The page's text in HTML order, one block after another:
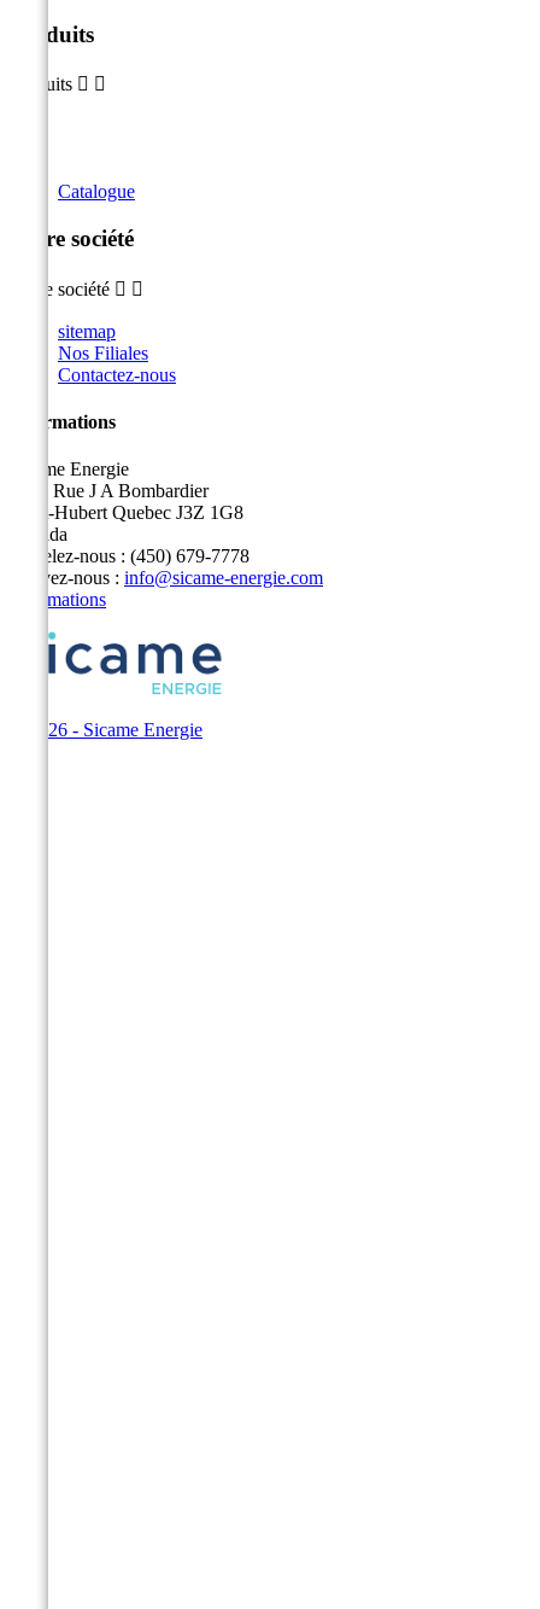
Produits
Produits  
Catalogue
Notre société
Notre société  
sitemap
Nos Filiales
Contactez-nous
Informations
Sicame Energie
5400 Rue J A Bombardier
Saint-Hubert Quebec J3Z 1G8
Canada
Appelez-nous : (450) 679-7778
Écrivez-nous : info@sicame-energie.com
Informations
© 2026 - Sicame Energie